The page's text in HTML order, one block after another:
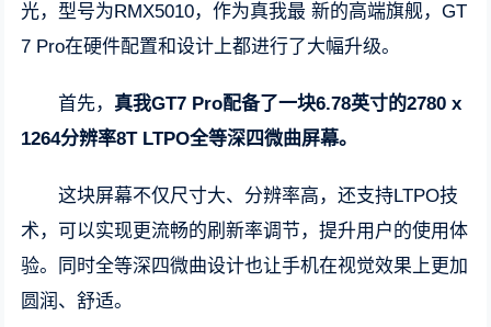
光，型号为RMX5010，作为真我最 新的高端旗舰，GT
7 Pro在硬件配置和设计上都进行了大幅升级。
首先， 真我GT7 Pro配备了一块6.78英寸的2780 x
1264分辨率8T LTPO全等深四微曲屏幕。
这块屏幕不仅尺寸大、分辨率高，还支持LTPO技
术，可以实现更流畅的刷新率调节，提升用户的使用体
验。同时全等深四微曲设计也让手机在视觉效果上更加
圆润、舒适。